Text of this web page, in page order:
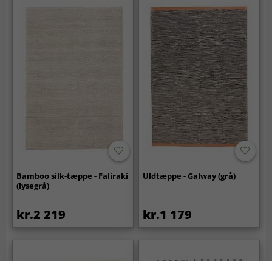
Bamboo silk-tæppe - Faliraki
(lysegrå)
kr.2 219
Uldtæppe - Galway (grå)
kr.1 179